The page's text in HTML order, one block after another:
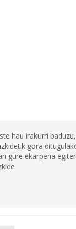
hau irakurri
gora
gure ekarpena